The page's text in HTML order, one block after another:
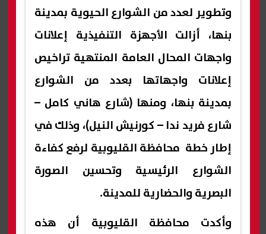
وتطوير لعدد من الشوارع الحيوية بمدينة
بنها، أزالت الأجهزة التنفيذية إعلانات
واجهات المحال العامة المنتهية تراخيص
إعلانات واجهاتها بعدد من الشوارع
بمدينة بنها، ومنها (شارع هاني كامل –
شارع فريد ندا – كورنيش النيل)، وذلك في
إطار خطة محافظة القليوبية لرفع كفاءة
الشوارع الرئيسية وتحسين الصورة
البصرية والحضارية للمدينة.
وأكدت محافظة القليوبية أن هذه